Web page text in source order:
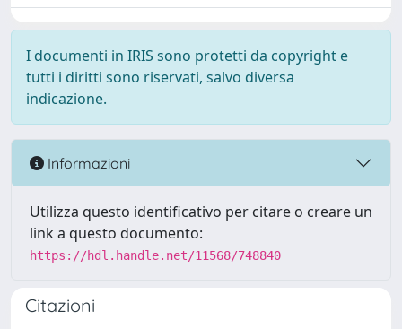
I documenti in IRIS sono protetti da copyright e
tutti i diritti sono riservati, salvo diversa
indicazione.
Informazioni
Utilizza questo identificativo per citare o creare un
link a questo documento:
https://hdl.handle.net/11568/748840
Citazioni